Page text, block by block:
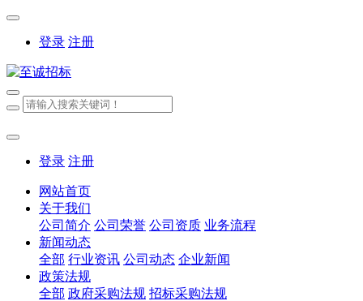
登录 注册
登录 注册
网站首页
关于我们
公司简介 公司荣誉 公司资质 业务流程
新闻动态
全部 行业资讯 公司动态 企业新闻
政策法规
全部 政府采购法规 招标采购法规